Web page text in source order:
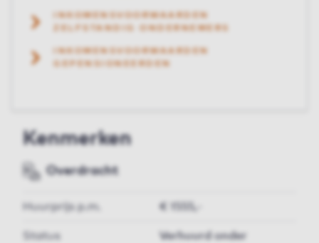
INKOMENSVOORWAARDEN
ZELFSTANDIG ONDERNEMERS
INKOMENSVOORWAARDEN
GEPENSIONEERDEN
Kenmerken
Overdracht
Huurprijs p.m. € 1555,-
Status
Verhuurd onder